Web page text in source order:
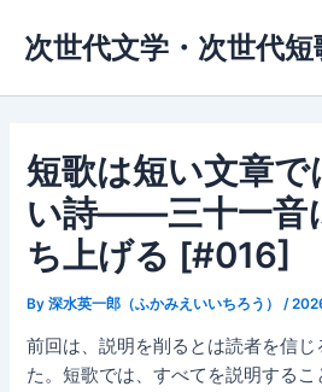
ス
次世代文学・次世代短
短歌は短い文章で
い詩——三十一音
ち上げる [#016]
By深水英一郎（ふかみえいいちろう） /
前回は、説明を削るとは読者を信
た。短歌では、すべてを説明する